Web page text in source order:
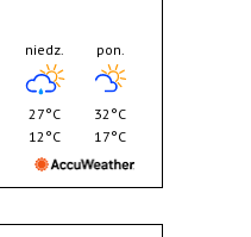
niedz.
27°C
12°C
pon.
32°C
17°C